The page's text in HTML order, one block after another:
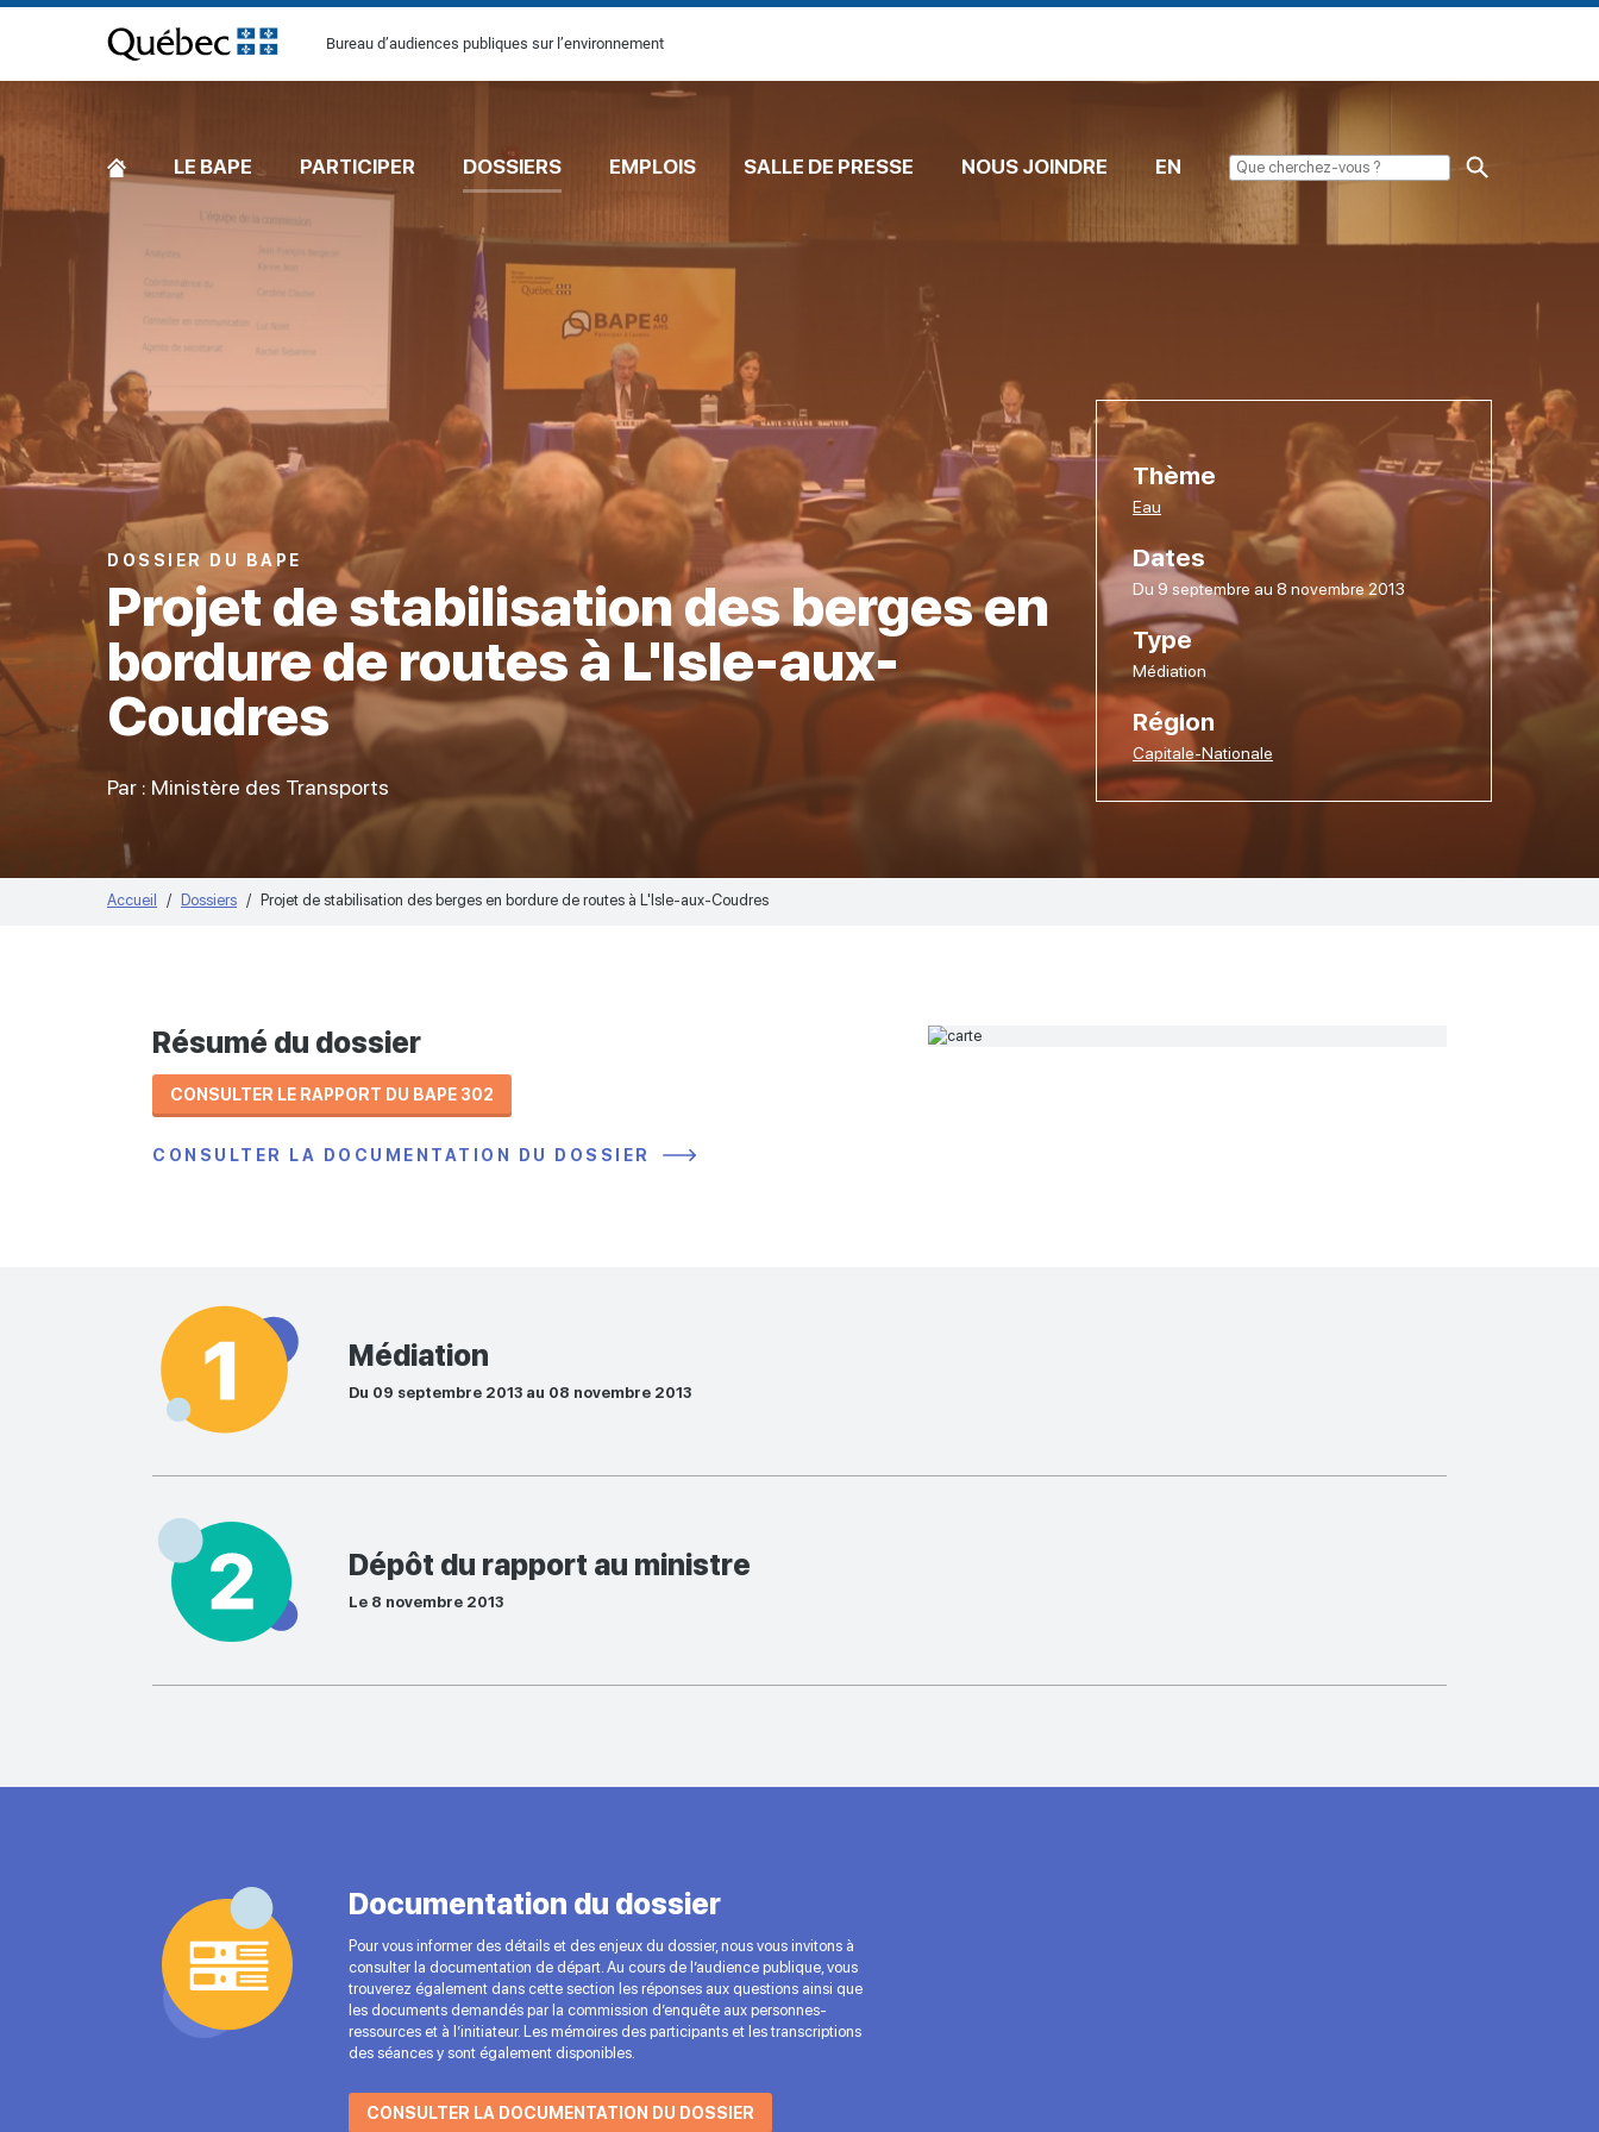
[Common.SkipToContent]
Bureau d’audiences publiques sur l’environnement
ACCUEILLE BAPE PARTICIPER DOSSIERS EMPLOIS SALLE DE PRESSE NOUS JOINDRE EN
DOSSIER DU BAPE
Projet de stabilisation des berges en
bordure de routes à L'Isle-aux-
Coudres
Par : Ministère des Transports
Thème
Eau
Dates
Du 9 septembre au 8 novembre 2013
Type
Médiation
Région
Capitale-Nationale
Accueil Dossiers Projet de stabilisation des berges en bordure de routes à L'Isle-aux-Coudres
Résumé du dossier
CONSULTER LE RAPPORT DU BAPE 302
CONSULTER LA DOCUMENTATION DU DOSSIER
Médiation
Du 09 septembre 2013 au 08 novembre 2013
Dépôt du rapport au ministre
Le 8 novembre 2013
Documentation du dossier
Pour vous informer des détails et des enjeux du dossier, nous vous invitons à
consulter la documentation de départ. Au cours de l’audience publique, vous
trouverez également dans cette section les réponses aux questions ainsi que
les documents demandés par la commission d’enquête aux personnes-
ressources et à l’initiateur. Les mémoires des participants et les transcriptions
des séances y sont également disponibles.
CONSULTER LA DOCUMENTATION DU DOSSIER